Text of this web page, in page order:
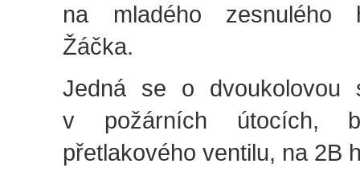
na mladého zesnulého
Žáčka.
Jedná se o dvoukolovou
v požárních útocích,
přetlakového ventilu, na 2B